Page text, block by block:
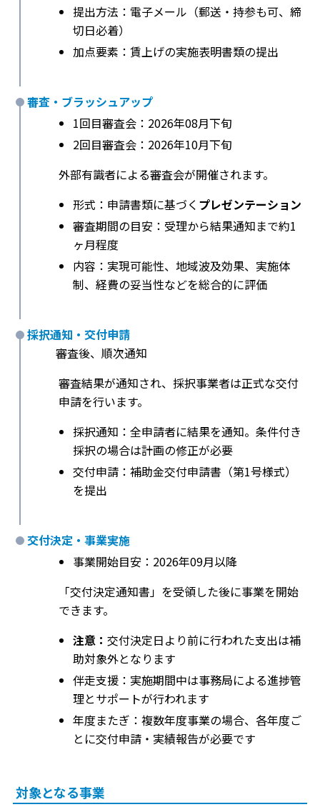
提出方法：電子メール（郵送・持参も可、締
切日必着）
加点要素：賃上げの実施表明書類の提出
審査・ブラッシュアップ
1回目審査会：2026年08月下旬
2回目審査会：2026年10月下旬
外部有識者による審査会が開催されます。
形式：申請書類に基づく プレゼンテーション
審査期間の目安：受理から結果通知まで約1
ヶ月程度
内容：実現可能性、地域波及効果、実施体
制、経費の妥当性などを総合的に評価
採択通知・交付申請
審査後、順次通知
審査結果が通知され、採択事業者は正式な交付
申請を行います。
採択通知：全申請者に結果を通知。条件付き
採択の場合は計画の修正が必要
交付申請：補助金交付申請書（第1号様式）
を提出
交付決定・事業実施
事業開始目安：2026年09月以降
「交付決定通知書」を受領した後に事業を開始
できます。
注意： 交付決定日より前に行われた支出は補
助対象外となります
伴走支援：実施期間中は事務局による進捗管
理とサポートが行われます
年度またぎ：複数年度事業の場合、各年度ご
とに交付申請・実績報告が必要です
対象となる事業